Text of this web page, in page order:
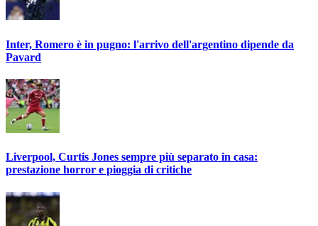
Inter, Romero è in pugno: l'arrivo dell'argentino dipende da
Pavard
Liverpool, Curtis Jones sempre più separato in casa:
prestazione horror e pioggia di critiche